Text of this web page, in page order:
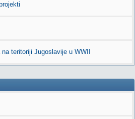
teritoriji Jugoslavije u WWII